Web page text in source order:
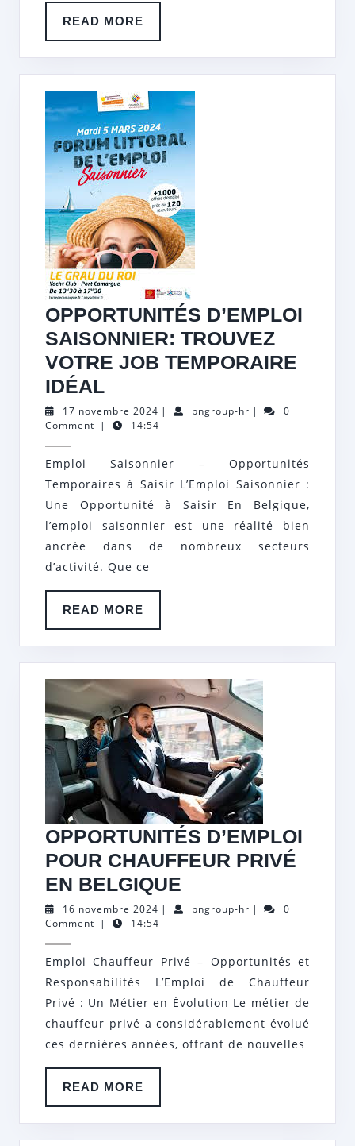
LIVRAISON
READ MORE
MORE
OPPORTUNITÉS D’EMPLOI
SAISONNIER: TROUVEZ
VOTRE JOB TEMPORAIRE
IDÉALOPPORTUNITÉS
D’EMPLOI
SAISONNIER:
TROUVEZ
VOTRE
JOB
TEMPORAIRE
IDÉAL
17 novembre 2024 17
novembre
| pngroup-hrpngroup-
|
0
Comment | 14:54
Emploi Saisonnier – Opportunités
Temporaires à Saisir L’Emploi Saisonnier :
Une Opportunité à Saisir En Belgique,
l’emploi saisonnier est une réalité bien
ancrée dans de nombreux secteurs
d’activité. Que ce
READ MORE
MORE
OPPORTUNITÉS D’EMPLOI
POUR CHAUFFEUR PRIVÉ
EN BELGIQUE
D’EMPLOI
CHAUFFEUR
PRIVÉ
EN
BELGIQUE
16 novembre 2024 16
novembre
| pngroup-hrpngroup-
|
0
Comment | 14:54
Emploi Chauffeur Privé – Opportunités et
Responsabilités L’Emploi de Chauffeur
Privé : Un Métier en Évolution Le métier de
chauffeur privé a considérablement évolué
ces dernières années, offrant de nouvelles
READ MORE
MORE